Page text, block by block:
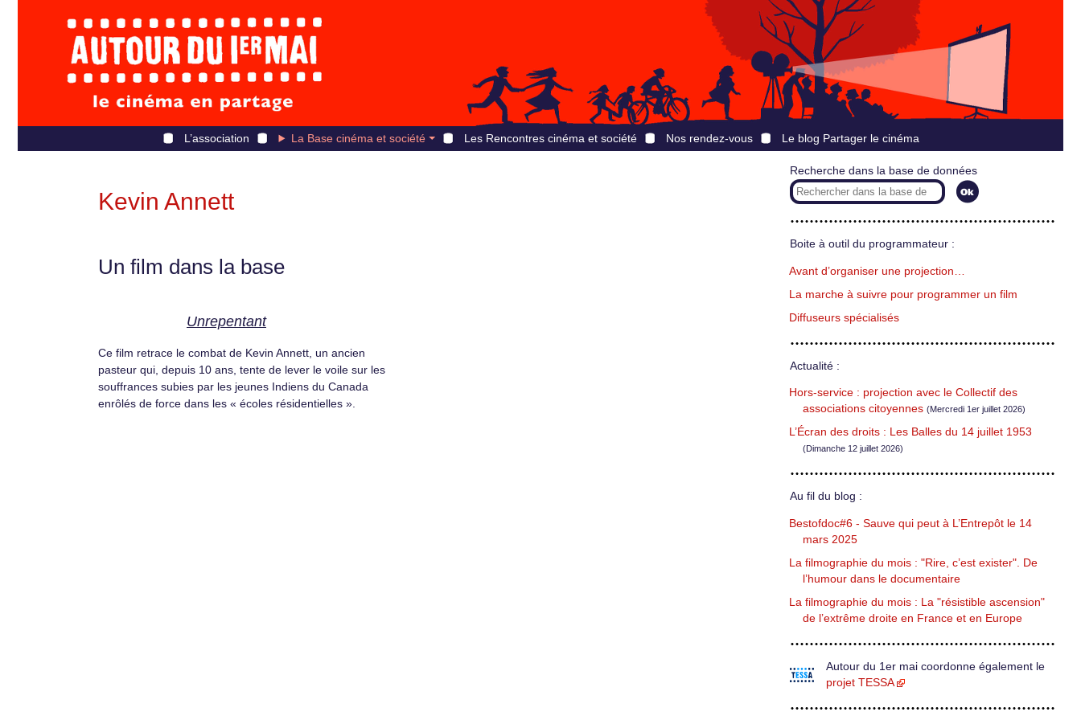
L’association La Base cinéma et société Les Rencontres cinéma et société Nos rendez-vous Le blog Partager le cinéma
Kevin Annett
Un film dans la base
Unrepentant
Ce film retrace le combat de Kevin Annett, un ancien
pasteur qui, depuis 10 ans, tente de lever le voile sur les
souffrances subies par les jeunes Indiens du Canada
enrôlés de force dans les « écoles résidentielles ».
Recherche dans la base de données
Boite à outil du programmateur :
Avant d’organiser une projection…
La marche à suivre pour programmer un film
Diffuseurs spécialisés
Actualité :
Hors-service : projection avec le Collectif des
associations citoyennes (Mercredi 1er juillet 2026)
L’Écran des droits : Les Balles du 14 juillet 1953
(Dimanche 12 juillet 2026)
Au fil du blog :
Bestofdoc#6 - Sauve qui peut à L’Entrepôt le 14
mars 2025
La filmographie du mois : "Rire, c’est exister". De
l’humour dans le documentaire
La filmographie du mois : La "résistible ascension"
de l’extrême droite en France et en Europe
Autour du 1er mai coordonne également le
projet TESSA